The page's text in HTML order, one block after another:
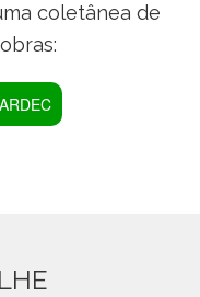
coletânea de